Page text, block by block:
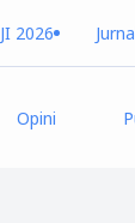
2026
Opini